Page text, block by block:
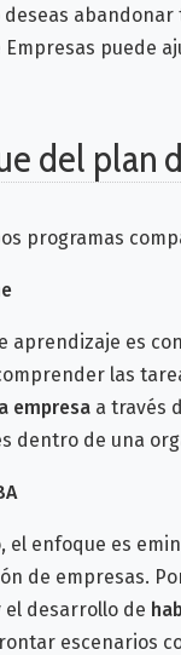
deseas
Empresas puede
del plan
programas
aprendizaje es
las
empresa a través
dentro de una
el enfoque es
de empresas.
el desarrollo de
escenarios